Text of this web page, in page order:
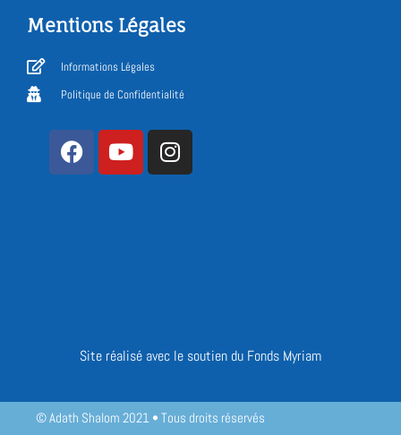
Mentions Légales
Informations Légales
Politique de Confidentialité
Site réalisé avec le soutien du Fonds Myriam
© Adath Shalom 2021 • Tous droits réservés